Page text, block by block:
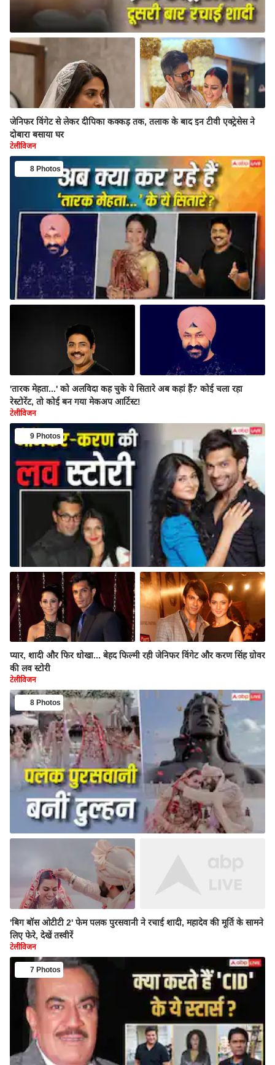
जेनिफर विंगेट से लेकर दीपिका कक्कड़ तक, तलाक के बाद इन टीवी एक्ट्रेसेस ने
दोबारा बसाया घर
टेलीविजन
8 Photos
'तारक मेहता...' को अलविदा कह चुके ये सितारे अब कहां हैं? कोई चला रहा
रेस्टोरेंट, तो कोई बन गया मेकअप आर्टिस्ट!
टेलीविजन
9 Photos
प्यार, शादी और फिर धोखा... बेहद फिल्मी रही जेनिफर विंगेट और करण सिंह ग्रोवर
की लव स्टोरी
टेलीविजन
8 Photos
'बिग बॉस ओटीटी 2' फेम पलक पुरसवानी ने रचाई शादी, महादेव की मूर्ति के सामने
लिए फेरे, देखें तस्वीरें
टेलीविजन
7 Photos